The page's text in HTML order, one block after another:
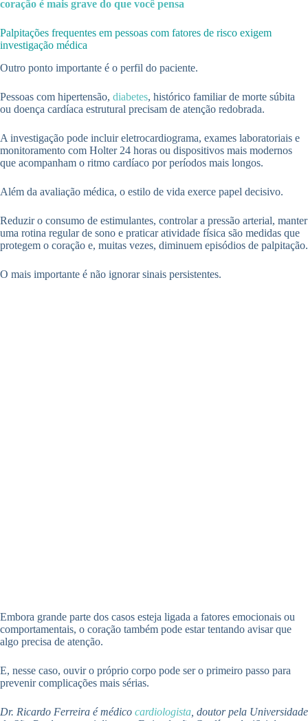
coração é mais grave do que você pensa
Palpitações frequentes em pessoas com fatores de risco exigem
investigação médica
Outro ponto importante é o perfil do paciente.
Pessoas com hipertensão, diabetes, histórico familiar de morte súbita
ou doença cardíaca estrutural precisam de atenção redobrada.
A investigação pode incluir eletrocardiograma, exames laboratoriais e
monitoramento com Holter 24 horas ou dispositivos mais modernos
que acompanham o ritmo cardíaco por períodos mais longos.
Além da avaliação médica, o estilo de vida exerce papel decisivo.
Reduzir o consumo de estimulantes, controlar a pressão arterial, manter
uma rotina regular de sono e praticar atividade física são medidas que
protegem o coração e, muitas vezes, diminuem episódios de palpitação.
O mais importante é não ignorar sinais persistentes.
Embora grande parte dos casos esteja ligada a fatores emocionais ou
comportamentais, o coração também pode estar tentando avisar que
algo precisa de atenção.
E, nesse caso, ouvir o próprio corpo pode ser o primeiro passo para
prevenir complicações mais sérias.
Dr. Ricardo Ferreira é médico cardiologista , doutor pela Universidade